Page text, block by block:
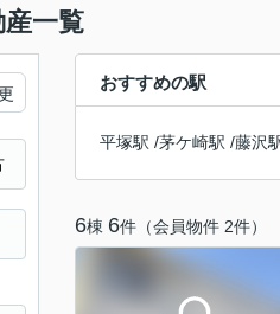
一覧
おすすめの駅
平塚駅 /茅ケ崎駅 /藤沢
6棟 6件（会員物件 2件）